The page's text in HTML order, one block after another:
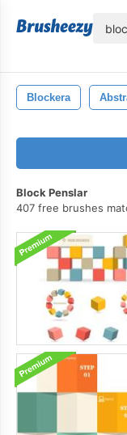
Blockera
Block Penslar
407 free brushes